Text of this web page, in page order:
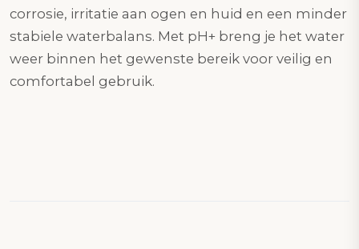
corrosie, irritatie aan ogen en huid en een minder
stabiele waterbalans. Met pH+ breng je het water
weer binnen het gewenste bereik voor veilig en
comfortabel gebruik.